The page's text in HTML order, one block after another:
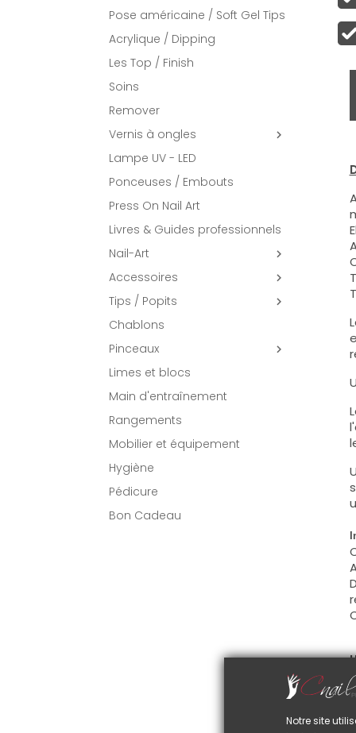
Pose américaine / Soft Gel Tips
Acrylique / Dipping
Les Top / Finish
Soins
Remover
Vernis à ongles

Lampe UV - LED
Ponceuses / Embouts
Press On Nail Art
Livres & Guides professionnels
Nail-Art

Accessoires 
Tips / Popits 
Chablons
Pinceaux

Limes et blocs
Main d'entraînement
Rangements
Mobilier et équipement
Hygiène
Pédicure
Bon Cadeau
Notre site